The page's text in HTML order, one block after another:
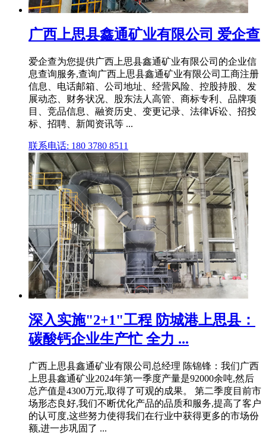
广西上思县鑫通矿业有限公司 爱企查
爱企查为您提供广西上思县鑫通矿业有限公司的企业信
息查询服务,查询广西上思县鑫通矿业有限公司工商注册
信息、电话邮箱、公司地址、经营风险、控股持股、发
展动态、财务状况、股东法人高管、商标专利、品牌项
目、竞品信息、融资历史、变更记录、法律诉讼、招投
标、招聘、新闻资讯等 ...
联系电话: 180 3780 8511
深入实施"2+1"工程 防城港上思县：
碳酸钙企业生产忙 全力 ...
广西上思县鑫通矿业有限公司总经理 陈锦锋：我们广西
上思县鑫通矿业2024年第一季度产量是92000余吨,然后
总产值是4300万元,取得了可观的成果。 第二季度目前市
场形态良好,我们不断优化产品的品质和服务,提高了客户
的认可度,这些努力使得我们在行业中获得更多的市场份
额,进一步巩固了 ...